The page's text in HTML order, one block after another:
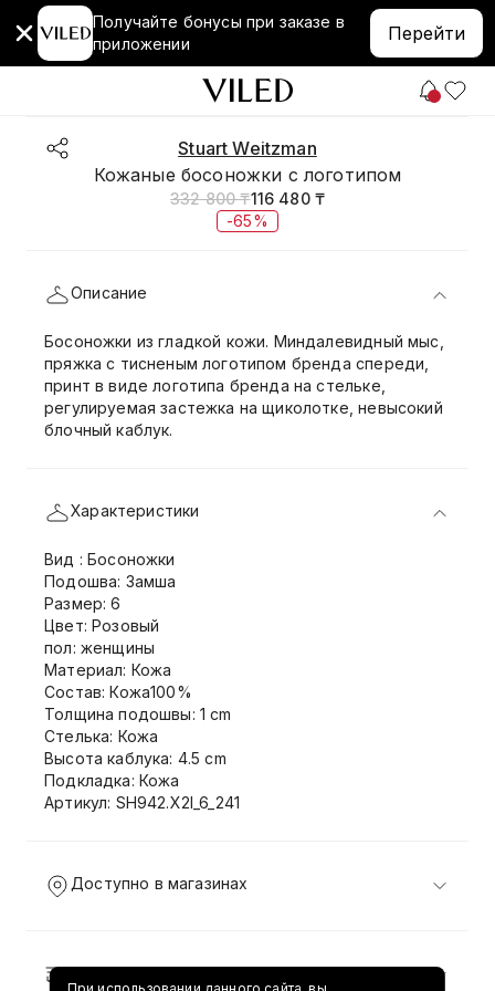
Получайте бонусы при заказе в
приложении
Перейти
Stuart Weitzman
Кожаные босоножки с логотипом
332 800 ₸116 480 ₸
-65%
Описание
Босоножки из гладкой кожи. Миндалевидный мыс,
пряжка с тисненым логотипом бренда спереди,
принт в виде логотипа бренда на стельке,
регулируемая застежка на щиколотке, невысокий
блочный каблук.
Характеристики
Вид : Босоножки
Подошва: Замша
Размер: 6
Цвет: Розовый
пол: женщины
Материал: Кожа
Состав: Кожа100%
Толщина подошвы: 1 cm
Стелька: Кожа
Высота каблука: 4.5 cm
Подкладка: Кожа
Артикул: SH942.X2I_6_241
Доступно в магазинах
Доставка и возврат